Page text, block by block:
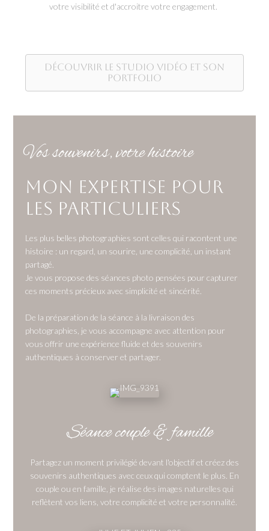
votre visibilité et d'accroitre votre engagement.
Découvrir le studio vidéo et son
portfolio
Vos souvenirs, votre histoire
Mon expertise pour
les particuliers
Les plus belles photographies sont celles qui racontent une
histoire : un regard, un sourire, une complicité, un instant
partagé.
Je vous propose des séances photo pensées pour capturer
ces moments précieux avec simplicité et sincérité.
De la préparation de la séance à la livraison des
photographies, je vous accompagne avec attention pour
vous offrir une expérience fluide et des souvenirs
authentiques à conserver et partager.
Séance couple & famille
Partagez un moment privilégié devant l'objectif et créez des
souvenirs authentiques avec ceux qui comptent le plus. En
couple ou en famille, je réalise des images naturelles qui
reflètent vos liens, votre complicité et votre personnalité.